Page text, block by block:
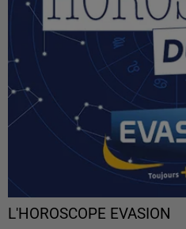
L'HOROSCOPE EVASION